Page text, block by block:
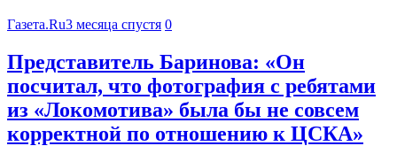
Газета.Ru3 месяца спустя 0
Представитель Баринова: «Он
посчитал, что фотография с ребятами
из «Локомотива» была бы не совсем
корректной по отношению к ЦСКА»